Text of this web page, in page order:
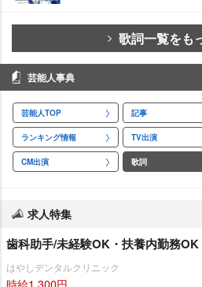
歌詞一覧をも
芸能人事典
芸能人TOP 記事
ランキング情報 TV出演
CM出演 歌詞
求人特集
歯科助手/未経験OK・扶養内勤務OK
はやしデンタルクリニック
時給1,300円